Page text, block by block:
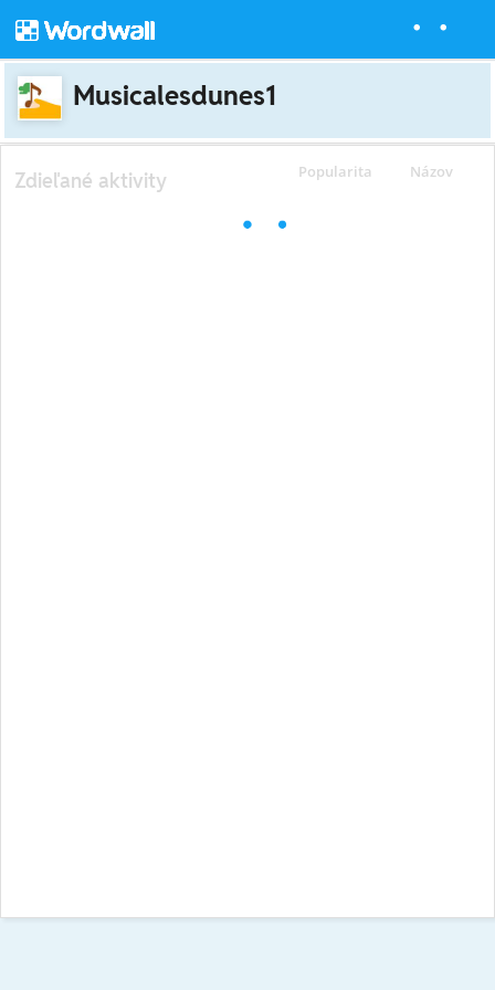
Musicalesdunes1
Popularita Názov
Zdieľané aktivity